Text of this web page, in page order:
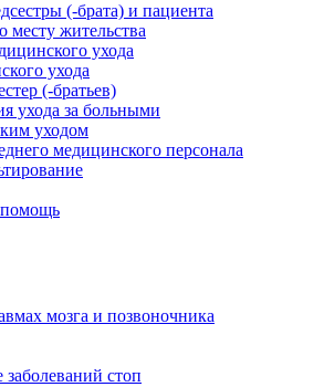
(-брата) и пациента
жительства
ухода
ухода
(-братьев)
ухода за больными
уходом
медицинского персонала
помощь
мозга и позвоночника
стоп